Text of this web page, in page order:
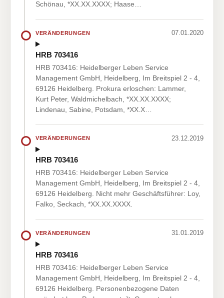
Schönau, *XX.XX.XXXX; Haase…
VERÄNDERUNGEN 07.01.2020
HRB 703416
HRB 703416: Heidelberger Leben Service
Management GmbH, Heidelberg, Im Breitspiel 2 - 4,
69126 Heidelberg. Prokura erloschen: Lammer,
Kurt Peter, Waldmichelbach, *XX.XX.XXXX;
Lindenau, Sabine, Potsdam, *XX.X…
VERÄNDERUNGEN 23.12.2019
HRB 703416
HRB 703416: Heidelberger Leben Service
Management GmbH, Heidelberg, Im Breitspiel 2 - 4,
69126 Heidelberg. Nicht mehr Geschäftsführer: Loy,
Falko, Seckach, *XX.XX.XXXX.
VERÄNDERUNGEN 31.01.2019
HRB 703416
HRB 703416: Heidelberger Leben Service
Management GmbH, Heidelberg, Im Breitspiel 2 - 4,
69126 Heidelberg. Personenbezogene Daten